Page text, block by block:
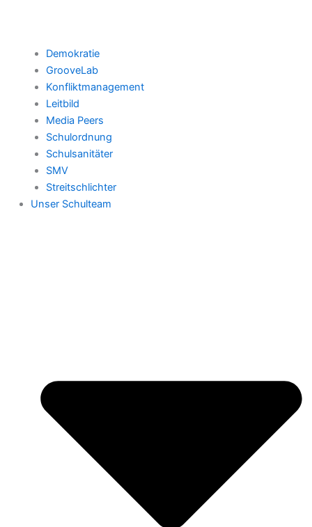
Demokratie
GrooveLab
Konfliktmanagement
Leitbild
Media Peers
Schulordnung
Schulsanitäter
SMV
Streitschlichter
Unser Schulteam